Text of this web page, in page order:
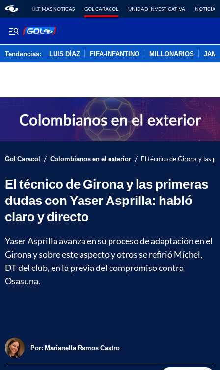
ÚLTIMAS NOTICAS GOL CARACOL UNIDAD INVESTIGATIVA NOTICIAS
Tendencias: LUIS DÍAZ FIFA-INFANTINO MILLONARIOS
Gol Caracol / Colombianos en el exterior / El técnico de Girona y las
El técnico de Girona y las primeras
dudas con Yaser Asprilla: habló
claro y directo
Yaser Asprilla avanza en su proceso de adaptación en el
Girona y sobre este aspecto y otros se refirió Míchel,
DT del club, en la previa del compromiso contra
Osasuna.
Por: Marianella Ramos Castro